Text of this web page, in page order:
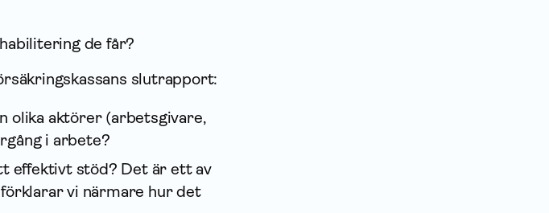
de får?
slutrapport:
olika aktörer (arbetsgivare,
i arbete?
effektivt stöd? Det är ett av
vi närmare hur det